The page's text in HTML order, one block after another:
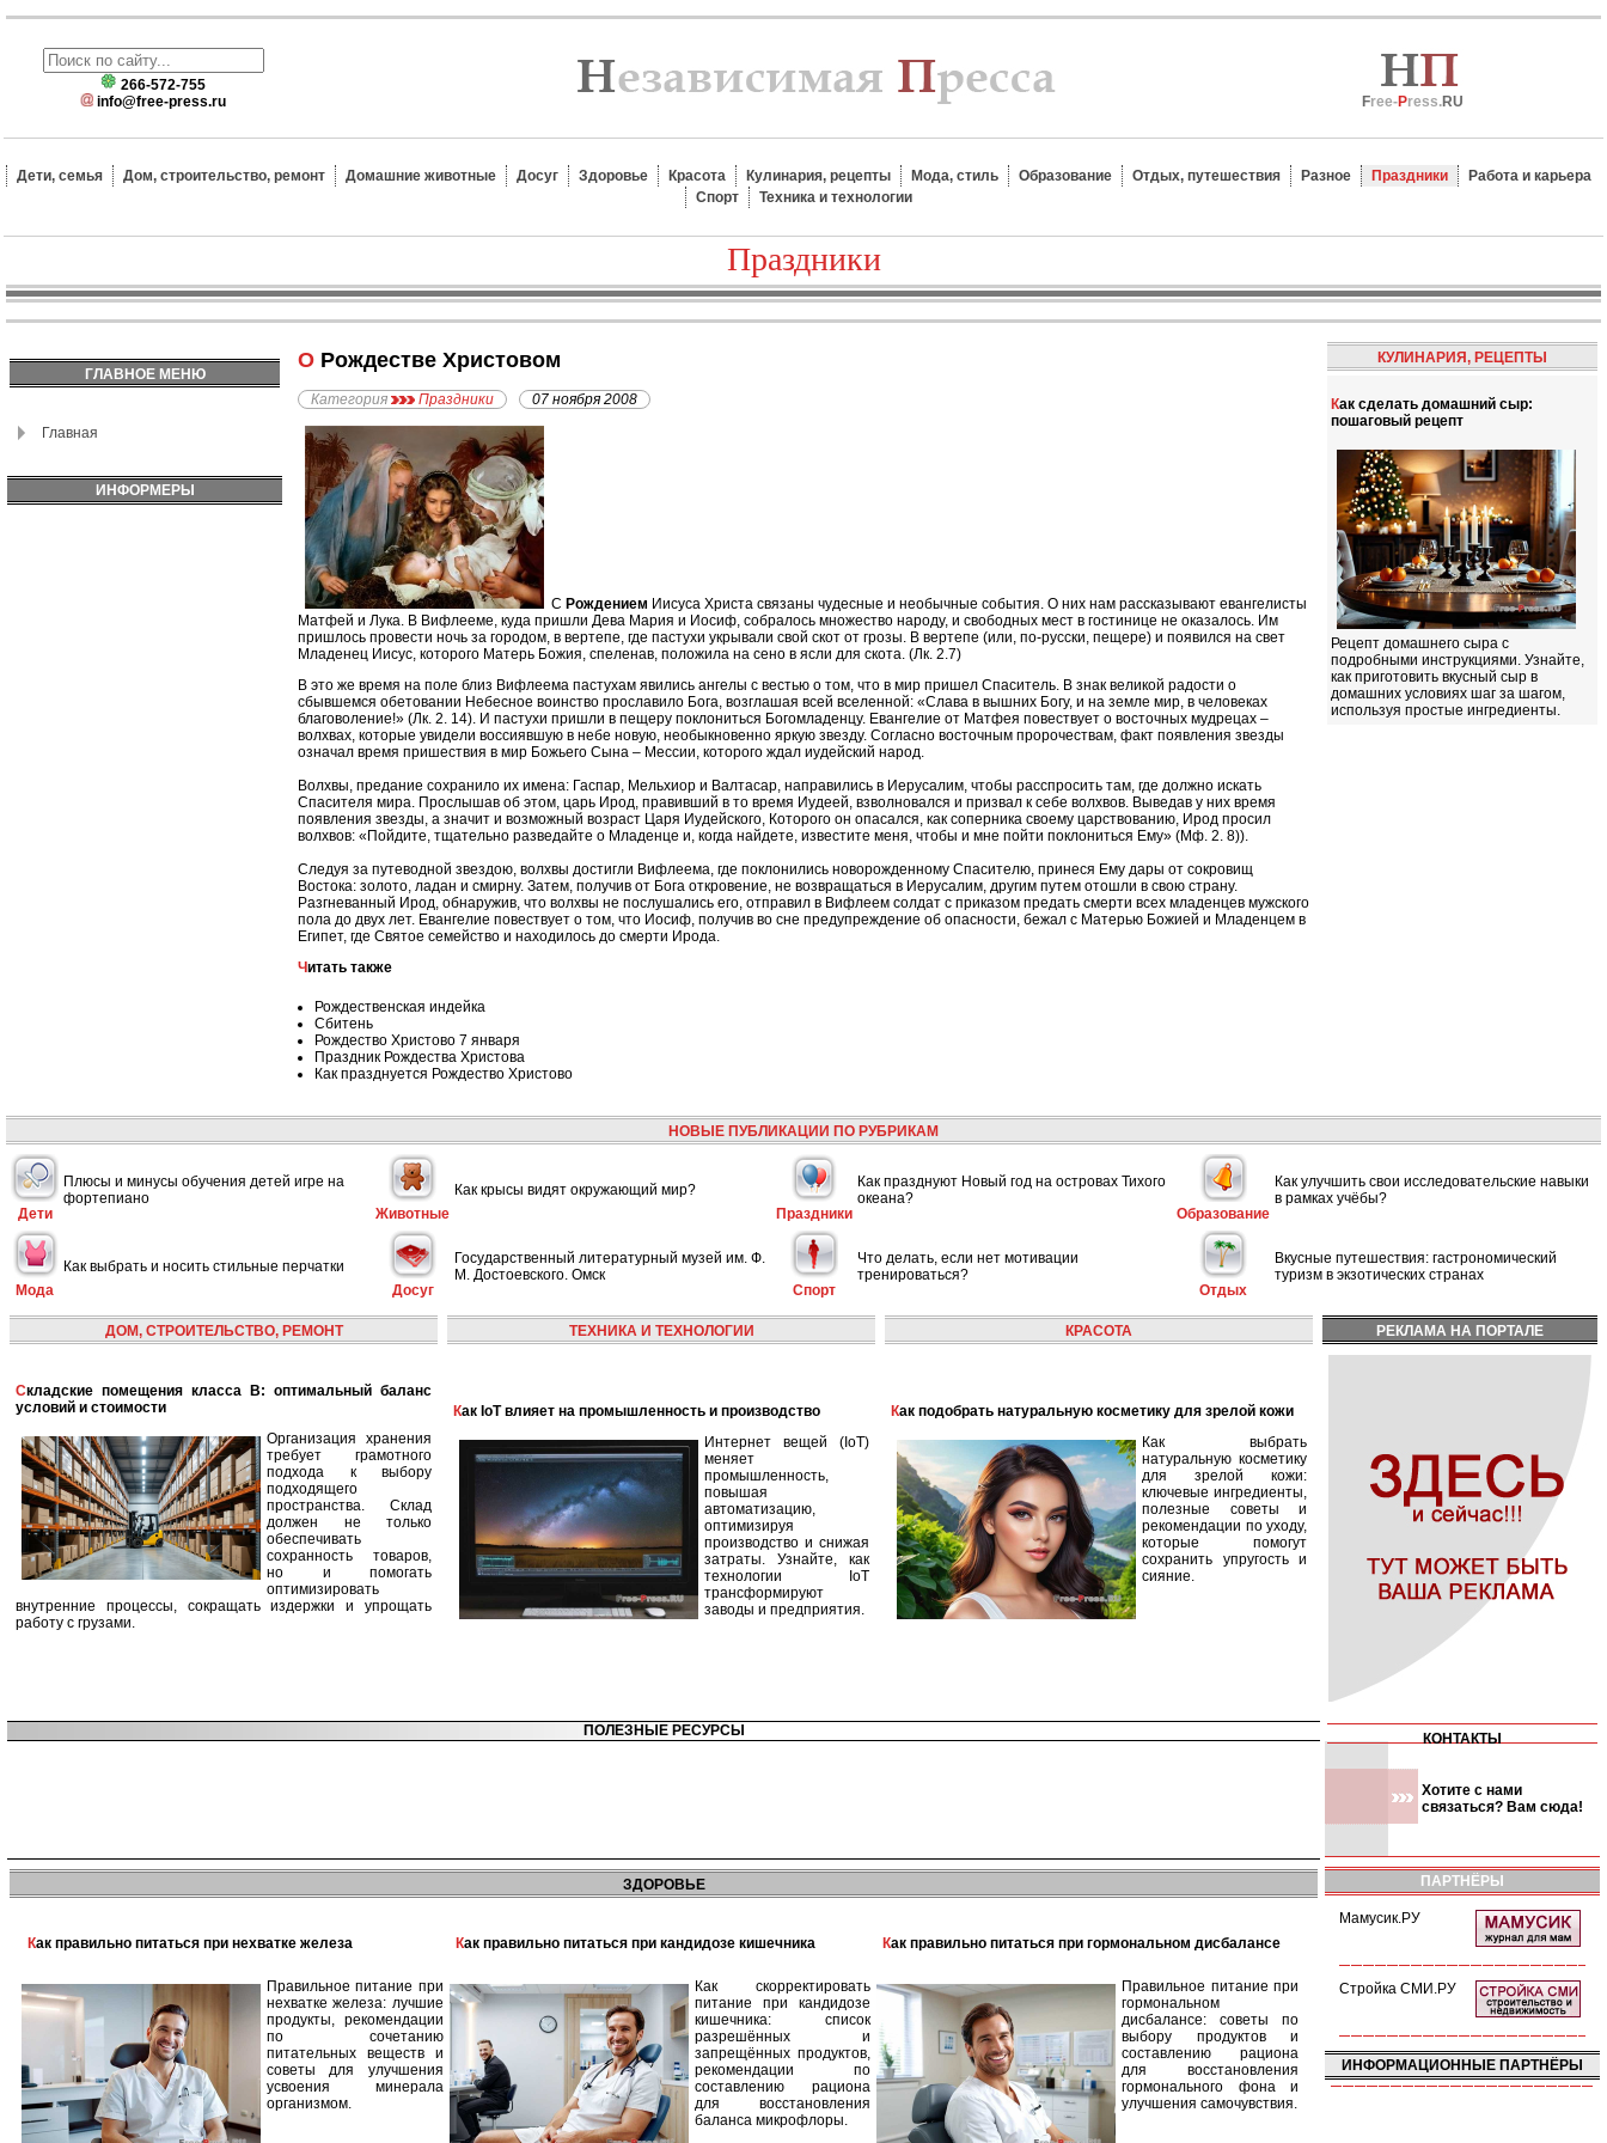
266-572-755
info@free-press.ru
Free-Press.RU
Дети, семья Дом, строительство, ремонт Домашние животные Досуг Здоровье Красота Кулинария, рецепты Мода, стиль Образование Отдых, путешествия Разное Праздники
Работа и карьера
Спорт
Техника и технологии
Праздники
ГЛАВНОЕ МЕНЮ
Главная
ИНФОРМЕРЫ
О Рождестве Христовом
Категория Праздники 07 ноября 2008
С Рождением Иисуса Христа связаны чудесные и необычные события. О них нам рассказывают евангелисты
Матфей и Лука. В Вифлееме, куда пришли Дева Мария и Иосиф, соб­ралось множество народу, и свободных мест в гостинице не оказалось. Им
приш­лось провести ночь за городом, в вертепе, где пастухи укрывали свой скот от грозы. В вертепе (или, по-русски, пе­щере) и появился на свет
Младенец Иисус, которого Матерь Божия, спеленав, положила на сено в ясли для скота. (Лк. 2.7)
В это же время на поле близ Вифлеема пастухам явились ангелы с вестью о том, что в мир пришел Спаситель. В знак великой радости о
сбывшемся обетовании Небесное воинство прославило Бога, возглашая всей вселенной: «Слава в вышних Богу, и на земле мир, в человеках
благоволение!» (Лк. 2. 14). И пастухи пришли в пещеру поклониться Богомладенцу. Евангелие от Матфея повествует о восточных мудрецах –
волхвах, которые увидели воссиявшую в небе новую, необыкновенно яркую звезду. Согласно восточным пророчествам, факт появления звезды
означал время пришествия в мир Божьего Сына – Мессии, которого ждал иудейский народ.
Волхвы, предание сохранило их имена: Гаспар, Мельхиор и Валтасар, направились в Иерусалим, чтобы расспросить там, где должно искать
Спасителя мира. Прослышав об этом, царь Ирод, правивший в то время Иудеей, взволновался и призвал к себе волхвов. Выведав у них время
появления звезды, а значит и возможный возраст Царя Иудейского, Которого он опасался, как соперника своему царствованию, Ирод просил
волхвов: «Пойдите, тщательно разведайте о Младенце и, когда найдете, известите меня, чтобы и мне пойти поклониться Ему» (Мф. 2. 8)).
Следуя за путеводной звездою, волхвы достигли Вифлеема, где поклонились новорожденному Спасителю, принеся Ему дары от сокровищ
Востока: золото, ладан и смирну. Затем, получив от Бога откровение, не возвращаться в Иерусалим, другим путем отошли в свою страну.
Разгневанный Ирод, обнаружив, что волхвы не послушались его, отправил в Вифлеем солдат с приказом предать смерти всех младенцев мужского
пола до двух лет. Евангелие повествует о том, что Иосиф, получив во сне предупреждение об опасности, бежал с Матерью Божией и Младенцем в
Египет, где Святое семейство и находилось до смерти Ирода.
Читать также
Рождественская индейка
Сбитень
Рождество Христово 7 января
Праздник Рождества Христова
Как празднуется Рождество Христово
КУЛИНАРИЯ, РЕЦЕПТЫ
Как сделать домашний сыр:
пошаговый рецепт
Рецепт домашнего сыра с
подробными инструкциями. Узнайте,
как приготовить вкусный сыр в
домашних условиях шаг за шагом,
используя простые ингредиенты.
НОВЫЕ ПУБЛИКАЦИИ ПО РУБРИКАМ
Дети
Плюсы и минусы обучения детей игре на
фортепиано
Животные
Как крысы видят окружающий мир?
Праздники
Как празднуют Новый год на островах Тихого
океана?
Образование
Как улучшить свои исследовательские навыки
в рамках учёбы?
Мода
Как выбрать и носить стильные перчатки
Досуг
Государственный литературный музей им. Ф.
М. Достоевского. Омск
Спорт
Что делать, если нет мотивации
тренироваться?
Отдых
Вкусные путешествия: гастрономический
туризм в экзотических странах
ДОМ, СТРОИТЕЛЬСТВО, РЕМОНТ
Складские помещения класса B: оптимальный баланс
условий и стоимости
Организация хранения
требует грамотного
подхода к выбору
подходящего
пространства. Склад
должен не только
обеспечивать
сохранность товаров,
но и помогать
оптимизировать
внутренние процессы, сокращать издержки и упрощать
работу с грузами.
ТЕХНИКА И ТЕХНОЛОГИИ
Как IoT влияет на промышленность и производство
Интернет вещей (IoT)
меняет
промышленность,
повышая
автоматизацию,
оптимизируя
производство и снижая
затраты. Узнайте, как
технологии IoT
трансформируют
заводы и предприятия.
КРАСОТА
Как подобрать натуральную косметику для зрелой кожи
Как выбрать
натуральную косметику
для зрелой кожи:
ключевые ингредиенты,
полезные советы и
рекомендации по уходу,
которые помогут
сохранить упругость и
сияние.
РЕКЛАМА НА ПОРТАЛЕ
ПОЛЕЗНЫЕ РЕСУРСЫ КОНТАКТЫ
Хотите с нами
связаться? Вам сюда!
ЗДОРОВЬЕ
Как правильно питаться при нехватке железа
Правильное питание при
нехватке железа: лучшие
продукты, рекомендации
по сочетанию
питательных веществ и
советы для улучшения
усвоения минерала
организмом.
Как правильно питаться при кандидозе кишечника
Как скорректировать
питание при кандидозе
кишечника: список
разрешённых и
запрещённых продуктов,
рекомендации по
составлению рациона
для восстановления
баланса микрофлоры.
Как правильно питаться при гормональном дисбалансе
Правильное питание при
гормональном
дисбалансе: советы по
выбору продуктов и
составлению рациона
для восстановления
гормонального фона и
улучшения самочувствия.
ПАРТНЁРЫ
Мамусик.РУ
Стройка СМИ.РУ
ИНФОРМАЦИОННЫЕ ПАРТНЁРЫ